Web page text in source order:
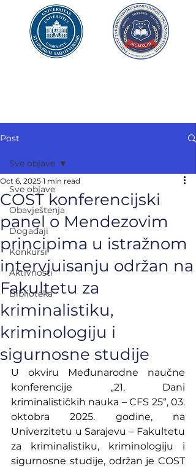
Post
Sve objave
Obavještenja
Događaji
Konkursi
Aktivnosti
Biblioteka
Sve objave
COST konferencijski
panel o Mendezovim
principima u istražnom
intervjuisanju održan na
Fakultetu za
kriminalistiku,
kriminologiju i
sigurnosne studije
Oct 6, 2025 1 min read
U okviru Međunarodne naučne
konferencije „21. Dani
kriminalističkih nauka – CFS 25“, 03.
oktobra 2025. godine, na
Univerzitetu u Sarajevu – Fakultetu
za kriminalistiku, kriminologiju i
sigurnosne studije, održan je COST